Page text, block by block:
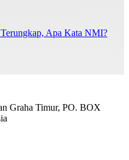
Apa Kata NMI?
Graha Timur, PO. BOX